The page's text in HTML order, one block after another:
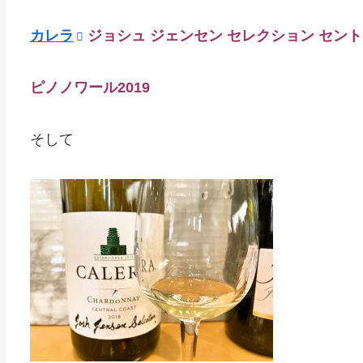
カレラ ジョシュ ジェンセン セレクション セン
ピノノワール2019
そして